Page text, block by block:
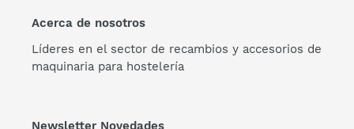
Acerca de nosotros
Líderes en el sector de recambios y accesorios de
maquinaria para hostelería
Newsletter Novedades